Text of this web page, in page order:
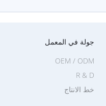
جولة في المعمل
خط الانتاج
OEM / ODM
R & D